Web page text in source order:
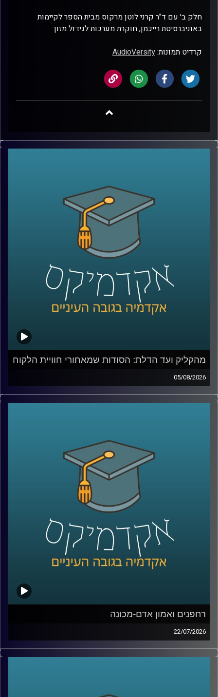
חלק ב׳ עם ד"ר קרני לוטן מרקוס מבית הספר לקיימות
באוניברסיטת רייכמן, חוקרת מערכות לגידול מזון
קרדיט תמונות:AudioVersity
מהקליק ועד הדלת: הסודות שמאחורי חוויית הלקוח
05/08/2026
כולנו מזמינים היום כמעט הכול בלחיצת כפתור, אוכל, בגדים,
תרופות, אפילו את הקניות לסוף השבוע. אבל כמה מאיתנו
שגורמת לנו לחזור שוב ושוב, ואיך משלבים בין טכנולוגיה,
דאטה, לוגיסטיקה ובעיקר הבנה של בני אדם?
כדי לדבר על כל זה נמצא איתי היום צביקה ביידא, לשעבר
נדבר על מה באמת עומד מאחורי חוויית לקוח טובה, איך
ארגונים חושבים על חדשנות, ואיך בינה מלאכותית הולכת
לשנות את הדרך שבה כולנו קונים, עובדים ומקבלים החלטות
קרדיט תמונות:AudioVersity
רחפנים ואמון אדם-מכונה
22/07/2026
אם לפני עשור היינו אומרים את המילה “רחפן”, כנראה שהיינו
חושבים על צילום מהאוויר או על גאדג’ט מגניב. היום התמונה
ובמקרים מסוימים אפילו מסוגלים לבצע חלק מהמשימות